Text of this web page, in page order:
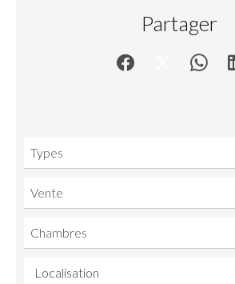
Partager
Types
Vente
Chambres
Localisation